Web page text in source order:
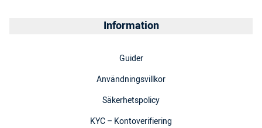
Information
Guider
Användningsvillkor
Säkerhetspolicy
KYC – Kontoverifiering